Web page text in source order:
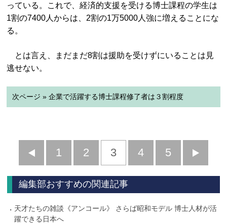
っている。これで、経済的支援を受ける博士課程の学生は
1割の7400人からは、2割の1万5000人強に増えることにな
る。
とは言え、まだまだ8割は援助を受けずにいることは見
逃せない。
次ページ » 企業で活躍する博士課程修了者は３割程度
前
へ
1 2 3 4 5
へ
編集部おすすめの関連記事
天才たちの雑談《アンコール》 さらば昭和モデル 博士人材が活
躍できる日本へ